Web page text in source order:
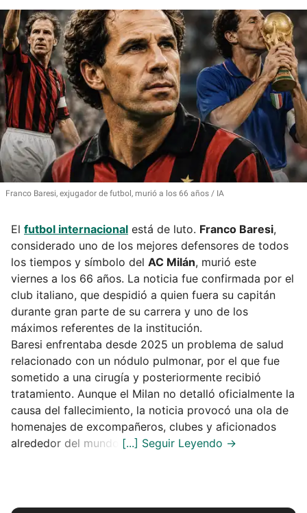
Franco Baresi, exjugador de futbol, murió a los 66 años IA
El futbol internacional está de luto. Franco Baresi,
considerado uno de los mejores defensores de todos
los tiempos y símbolo del AC Milán, murió este
viernes a los 66 años. La noticia fue confirmada por el
club italiano, que despidió a quien fuera su capitán
durante gran parte de su carrera y uno de los
máximos referentes de la institución.
Baresi enfrentaba desde 2025 un problema de salud
relacionado con un nódulo pulmonar, por el que fue
sometido a una cirugía y posteriormente recibió
tratamiento. Aunque el Milan no detalló oficialmente la
causa del fallecimiento, la noticia provocó una ola de
homenajes de excompañeros, clubes y aficionados
alrededor del mundo.